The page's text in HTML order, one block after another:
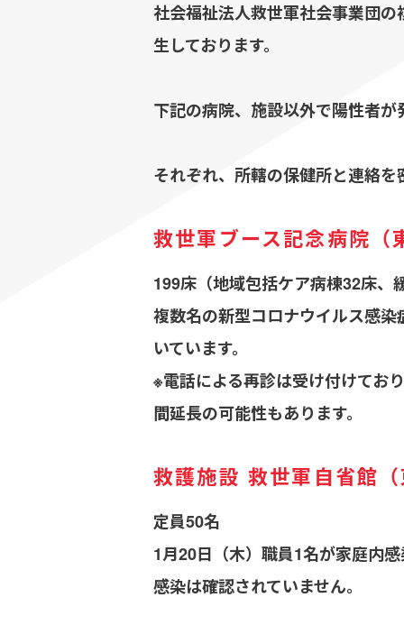
社会福祉法人救世軍社会事業団
生しております。
下記の病院、施設以外で陽性者
それぞれ、所轄の保健所と連絡
救世軍ブース記念病院（
199床（地域包括ケア病棟32床、
複数名の新型コロナウイルス感
いています。
※電話による再診は受け付けてお
間延長の可能性もあります。
救護施設 救世軍自省館
定員50名
1月20日（木）職員1名が家庭内
感染は確認されていません。